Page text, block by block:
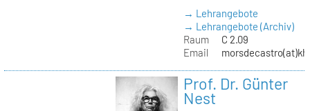
→ Lehrangebote
→ Lehrangebote (Archiv)
Raum
C 2.09
Email
Prof. Dr. Günter
Nest